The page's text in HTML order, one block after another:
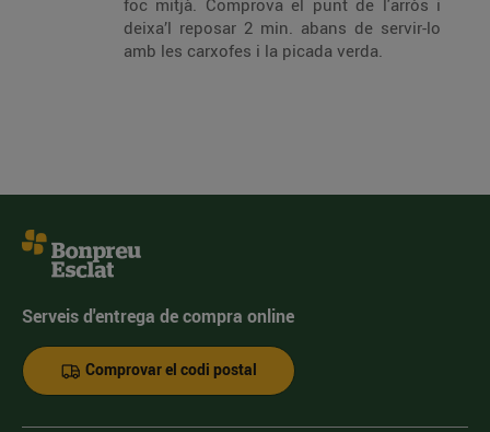
foc mitjà. Comprova el punt de l'arròs i
deixa’l reposar 2 min. abans de servir-lo
amb les carxofes i la picada verda.
Serveis d'entrega de compra online
Comprovar el codi postal